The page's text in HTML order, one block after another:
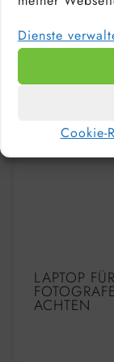
Dienste
Cookie-
LAPTOP
ACHTEN